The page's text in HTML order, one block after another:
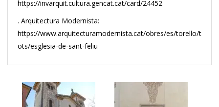
https://invarquit.cultura.gencat.cat/card/24452
. Arquitectura Modernista:
https://www.arquitecturamodernista.cat/obres/es/torello/t
ots/esglesia-de-sant-feliu